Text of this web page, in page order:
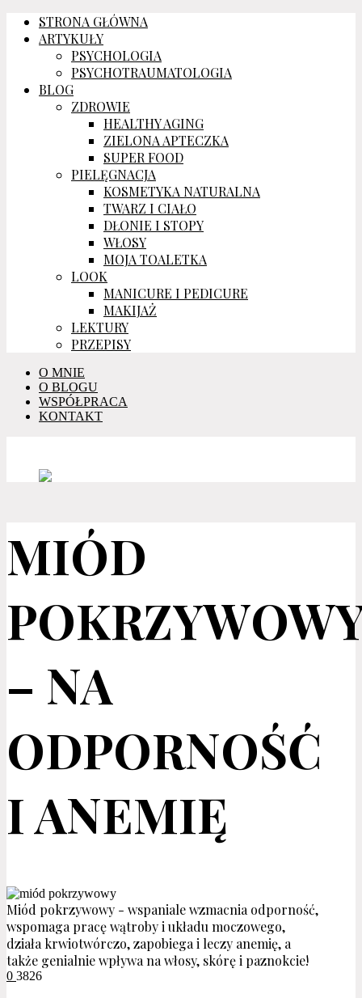
STRONA GŁÓWNA
ARTYKUŁY
PSYCHOLOGIA
PSYCHOTRAUMATOLOGIA
BLOG
ZDROWIE
HEALTHY AGING
ZIELONA APTECZKA
SUPER FOOD
PIELĘGNACJA
KOSMETYKA NATURALNA
TWARZ I CIAŁO
DŁONIE I STOPY
WŁOSY
MOJA TOALETKA
LOOK
MANICURE I PEDICURE
MAKIJAŻ
LEKTURY
PRZEPISY
O MNIE
O BLOGU
WSPÓŁPRACA
KONTAKT
MIÓD
– NA
ODPORNOŚĆ
I ANEMIĘ
Miód pokrzywowy - wspaniale wzmacnia odporność,
wspomaga pracę wątroby i układu moczowego,
działa krwiotwórczo, zapobiega i leczy anemię, a
także genialnie wpływa na włosy, skórę i paznokcie!
0 3826